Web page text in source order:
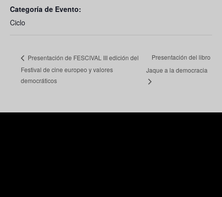
Categoría de Evento:
Ciclo
Presentación de FESCIVAL III edición del
Festival de cine europeo y valores
democráticos
Presentación del libro
Jaque a la democracia